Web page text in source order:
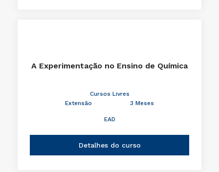
A Experimentação no Ensino de Química
Cursos Livres
Extensão
3 Meses
EAD
Detalhes do curso